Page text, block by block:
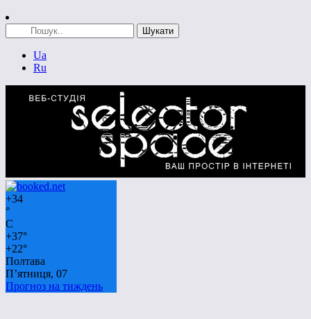
Ua
Ru
+34
°
C
+37°
+22°
Полтава
П’ятниця, 07
Прогноз на тиждень